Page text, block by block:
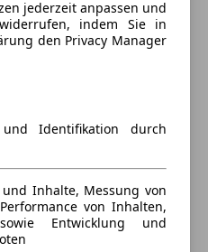
jederzeit anpassen und
indem Sie in
den Privacy Manager
Identifikation durch
Inhalte, Messung von
von Inhalten,
Entwicklung und